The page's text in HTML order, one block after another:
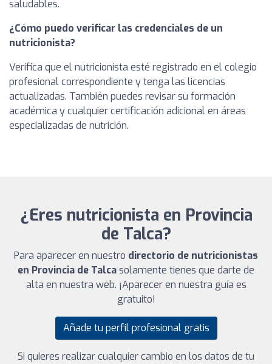
saludables.
¿Cómo puedo verificar las credenciales de un
nutricionista?
Verifica que el nutricionista esté registrado en el colegio
profesional correspondiente y tenga las licencias
actualizadas. También puedes revisar su formación
académica y cualquier certificación adicional en áreas
especializadas de nutrición.
¿Eres nutricionista en Provincia
de Talca?
Para aparecer en nuestro directorio de nutricionistas
en Provincia de Talcasolamente tienes que darte de
alta en nuestra web. ¡Aparecer en nuestra guía es
gratuito!
Añade tu perfil profesional gratis
Si quieres realizar cualquier cambio en los datos de tu